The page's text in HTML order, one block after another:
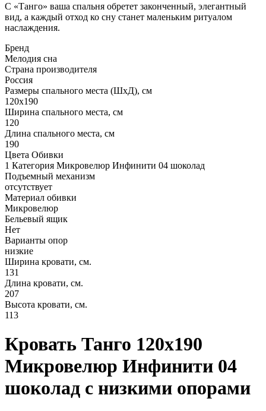
С «Танго» ваша спальня обретет законченный, элегантный
вид, а каждый отход ко сну станет маленьким ритуалом
наслаждения.
Бренд
Мелодия сна
Страна производителя
Россия
Размеры спального места (ШхД), см
120х190
Ширина спального места, см
120
Длина спального места, см
190
Цвета Обивки
1 Категория Микровелюр Инфинити 04 шоколад
Подъемный механизм
отсутствует
Материал обивки
Микровелюр
Бельевый ящик
Нет
Варианты опор
низкие
Ширина кровати, см.
131
Длина кровати, см.
207
Высота кровати, см.
113
Кровать Танго 120х190
Микровелюр Инфинити 04
шоколад с низкими опорами